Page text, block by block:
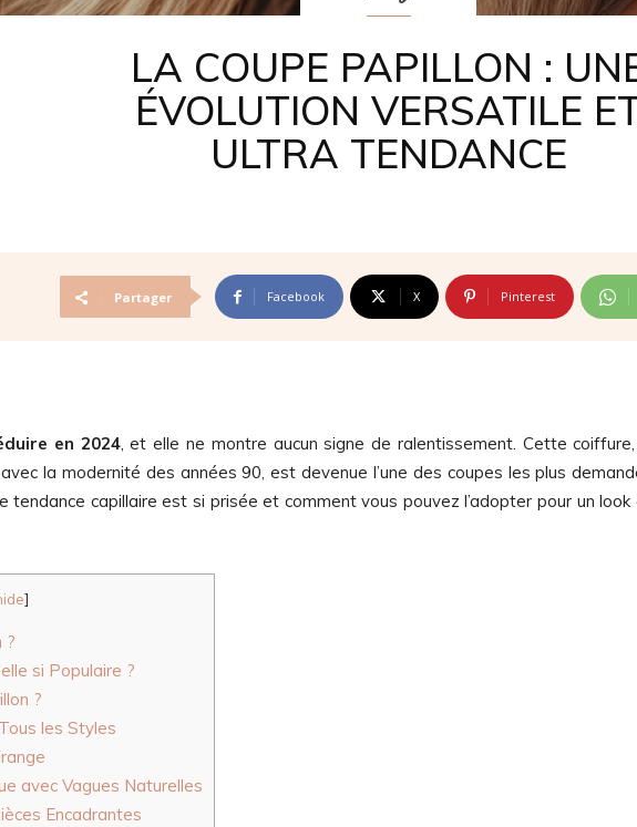
LA COUPE PAPILLON :
ÉVOLUTION VERSATILE
ULTRA TENDANCE
Partager Facebook X Pinterest
en 2024, et elle ne montre aucun signe de ralentissement. Cette
la modernité des années 90, est devenue l’une des coupes les plus
tendance capillaire est si prisée et comment vous pouvez l’adopter pour un look
]
?
si Populaire ?
?
les Styles
avec Vagues Naturelles
Encadrantes